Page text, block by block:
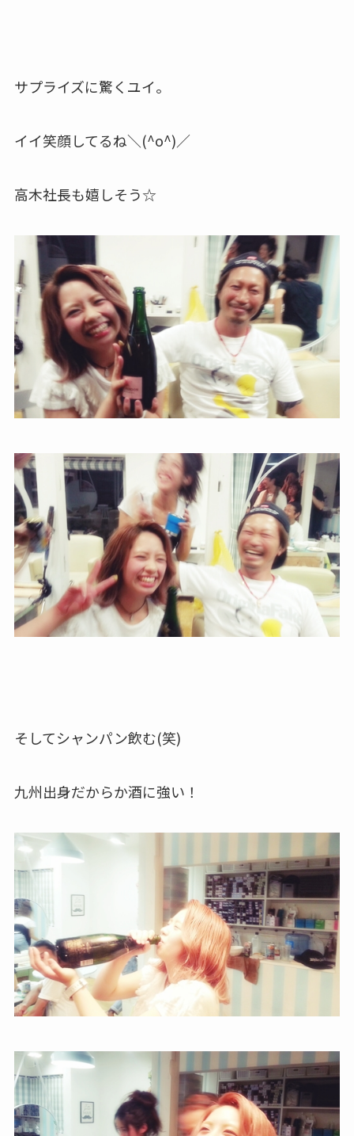
サプライズに驚くユイ。
イイ笑顔してるね＼(^o^)／
高木社長も嬉しそう☆
そしてシャンパン飲む(笑)
九州出身だからか酒に強い！